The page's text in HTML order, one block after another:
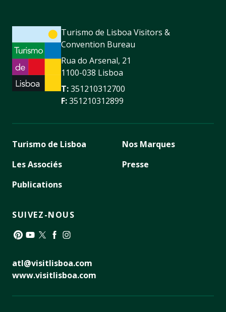
Turismo de Lisboa Visitors &
Convention Bureau
Rua do Arsenal, 21
1100-038 Lisboa
T:351210312700
F:351210312899
Turismo de Lisboa
Les Associés
Publications
Nos Marques
Presse
SUIVEZ-NOUS
atl@visitlisboa.com
www.visitlisboa.com